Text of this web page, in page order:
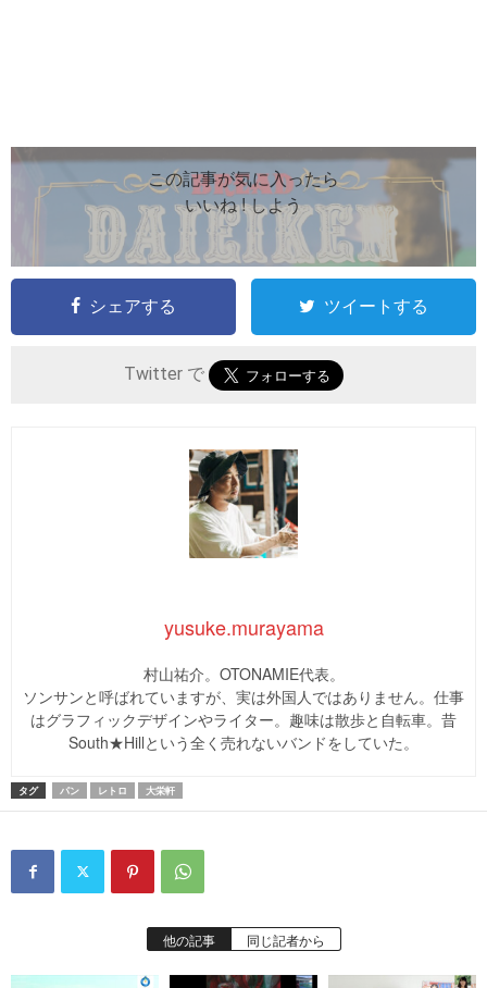
この記事が気に入ったら
いいね ! しよう
シェアする ツイートする
Twitter で
yusuke.murayama
村山祐介。OTONAMIE代表。
ソンサンと呼ばれていますが、実は外国人ではありません。仕事
はグラフィックデザインやライター。趣味は散歩と自転車。昔
South★Hillという全く売れないバンドをしていた。
タグ パン レトロ 大栄軒
他の記事 同じ記者から